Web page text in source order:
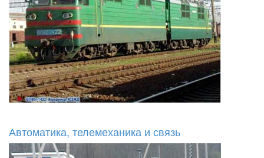
Автоматика, телемеханика и связь